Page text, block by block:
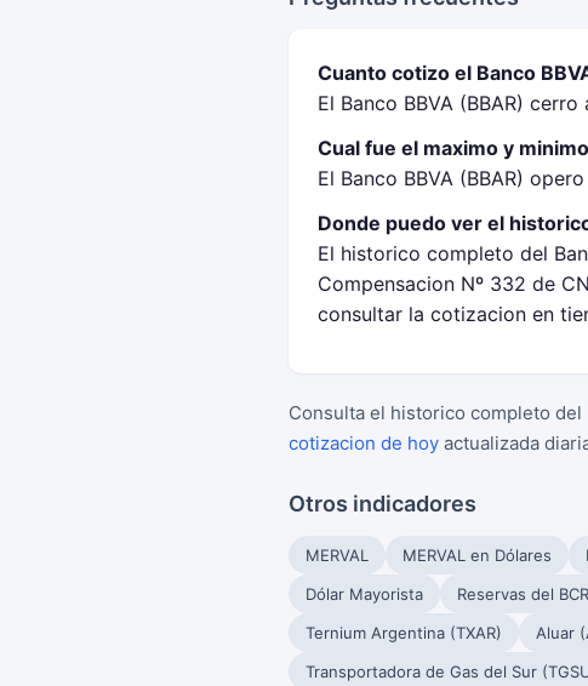
Cuanto cotizo el Banco
El Banco BBVA (BBAR)
Cual fue el maximo y
El Banco BBVA (BBAR)
Donde puedo ver el
El historico completo del
Compensacion Nº 332 de
consultar la cotizacion en
Consulta el historico completo del
cotizacion de hoy actualizada
Otros indicadores
MERVAL MERVAL en Dólares
Dólar Mayorista
Reservas del
Ternium Argentina (TXAR)
Aluar
Transportadora de Gas del Sur